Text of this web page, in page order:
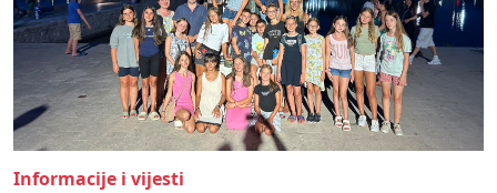
Informacije i vijesti